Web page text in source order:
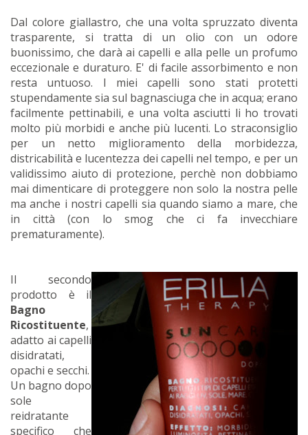
Dal colore giallastro, che una volta spruzzato diventa
trasparente, si tratta di un olio con un odore
buonissimo, che darà ai capelli e alla pelle un profumo
eccezionale e duraturo. E' di facile assorbimento e non
resta untuoso. I miei capelli sono stati protetti
stupendamente sia sul bagnasciuga che in acqua; erano
facilmente pettinabili, e una volta asciutti li ho trovati
molto più morbidi e anche più lucenti. Lo straconsiglio
per un netto miglioramento della morbidezza,
districabilità e lucentezza dei capelli nel tempo, e per un
validissimo aiuto di protezione, perchè non dobbiamo
mai dimenticare di proteggere non solo la nostra pelle
ma anche i nostri capelli sia quando siamo a mare, che
in città (con lo smog che ci fa invecchiare
prematuramente).
Il secondo
prodotto è il
Bagno
Ricostituente,
adatto ai capelli
disidratati,
opachi e secchi.
Un bagno dopo
sole
reidratante
specifico che